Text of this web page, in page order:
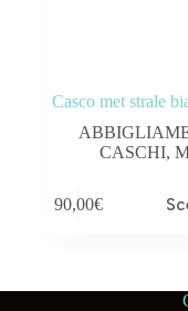
Casco met strale
CASCHI,
90,00€